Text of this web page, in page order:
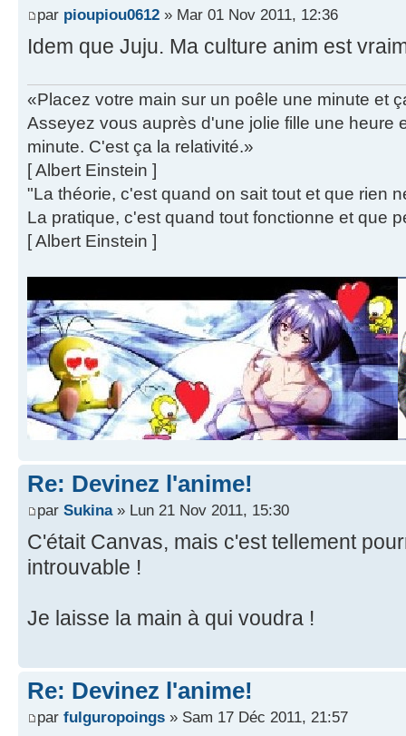
par pioupiou0612 » Mar 01 Nov 2011, 12:36
Idem que Juju. Ma culture anim est
«Placez votre main sur un poêle une minute et
Asseyez vous auprès d'une jolie fille une heure
minute. C'est ça la relativité.»
[ Albert Einstein ]
"La théorie, c'est quand on sait tout et que rien
La pratique, c'est quand tout fonctionne et que
[ Albert Einstein ]
Re: Devinez l'anime!
par Sukina» Lun 21 Nov 2011, 15:30
C'était Canvas, mais c'est tellement
introuvable !
Je laisse la main à qui voudra !
Re: Devinez l'anime!
par fulguropoings » Sam 17 Déc 2011, 21:57